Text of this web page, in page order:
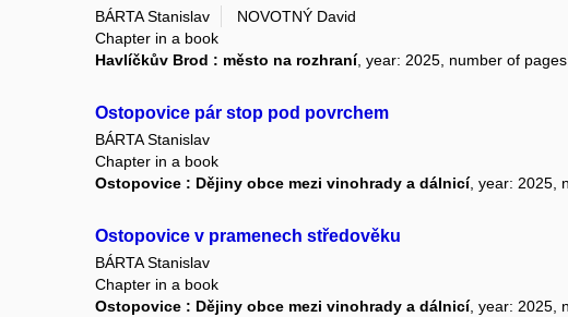
BÁRTA Stanislav
NOVOTNÝ David
Chapter in a book
Havlíčkův Brod : město na rozhraní, year: 2025, number of
Ostopovice pár stop pod povrchem
BÁRTA Stanislav
Chapter in a book
Ostopovice : Dějiny obce mezi vinohrady a dálnicí, year: 2025,
Ostopovice v pramenech středověku
BÁRTA Stanislav
Chapter in a book
Ostopovice : Dějiny obce mezi vinohrady a dálnicí, year: 2025,